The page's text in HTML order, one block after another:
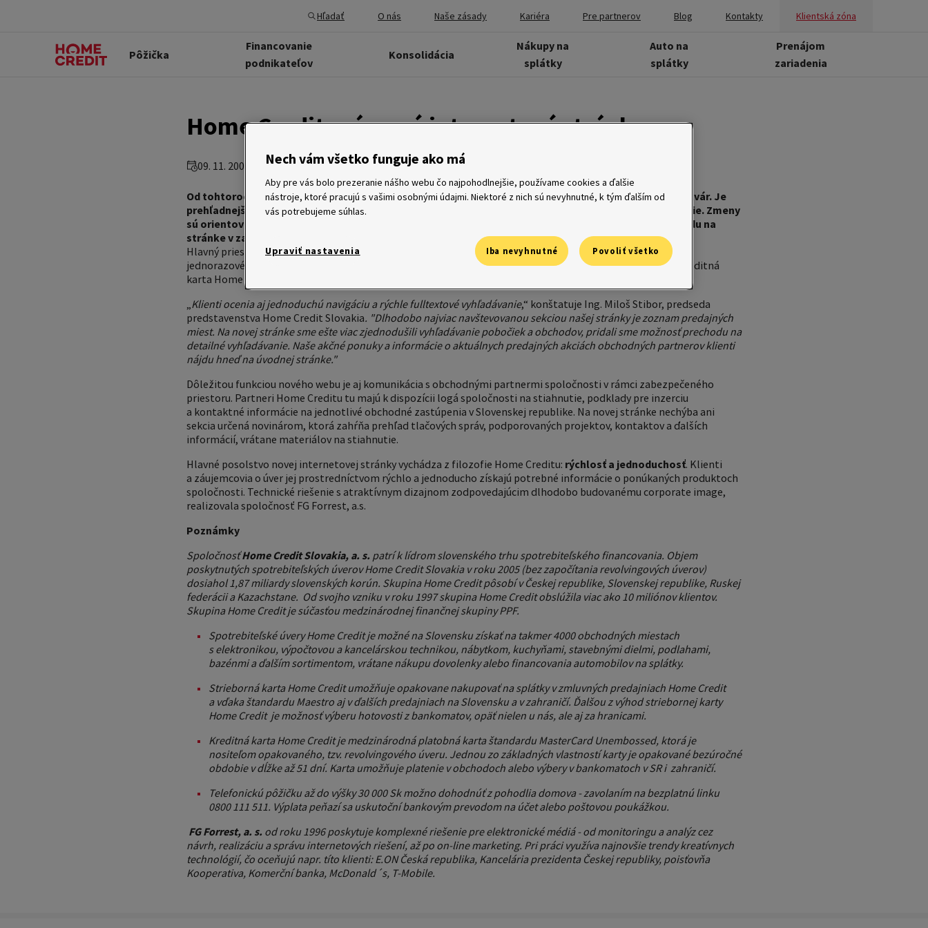
Hľadať O nás Naše zásady Kariéra Pre partnerov Blog Kontakty Klientská zóna
Pôžička
Financovanie
podnikateľov
Konsolidácia
Nákupy na
splátky
Auto na
splátky
Prenájom
zariadenia
Home Credit má novú internetovú stránku
09. 11. 2006
Od tohtoročného oktobra má internetová stránka Home Credit Slovakia (www.homecredit.sk) novú tvár. Je
prehľadnejšia, obsahuje viac informácií pre všetkých užívateľov, umožňuje jednoduchšie prehľadávanie. Zmeny
sú orientované v prospech užívateľov: klientom uľahčia cestu k získaniu úveru, obchodní partneri nájdu na
stránke v zabezpečenom priestore viac informácií a funkcií.
Hlavný priestor nová verzia webu venuje predovšetkým kvalitnej prezentácii produktov spoločnosti. Sú to
jednorazové spotrebiteľské úvery (nákup na splátky), revolvingové úvery (strieborná karta Home Credit, kreditná
karta Home Credit) a hotovostné pôžičky (Telefonická pôžička).
„Klienti ocenia aj jednoduchú navigáciu a rýchle fulltextové vyhľadávanie,“ konštatuje Ing. Miloš Stibor, predseda
predstavenstva Home Credit Slovakia. "Dlhodobo najviac navštevovanou sekciou našej stránky je zoznam predajných
miest. Na novej stránke sme ešte viac zjednodušili vyhľadávanie pobočiek a obchodov, pridali sme možnosť prechodu na
detailné vyhľadávanie. Naše akčné ponuky a informácie o aktuálnych predajných akciách obchodných partnerov klienti
nájdu hneď na úvodnej stránke."
Dôležitou funkciou nového webu je aj komunikácia s obchodnými partnermi spoločnosti v rámci zabezpečeného
priestoru. Partneri Home Creditu tu majú k dispozícii logá spoločnosti na stiahnutie, podklady pre inzerciu
a kontaktné informácie na jednotlivé obchodné zastúpenia v Slovenskej republike. Na novej stránke nechýba ani
sekcia určená novinárom, ktorá zahŕňa prehľad tlačových správ, podporovaných projektov, kontaktov a ďalších
informácií, vrátane materiálov na stiahnutie.
Hlavné posolstvo novej internetovej stránky vychádza z filozofie Home Creditu: rýchlosť a jednoduchosť. Klienti
a záujemcovia o úver jej prostredníctvom rýchlo a jednoducho získajú potrebné informácie o ponúkaných produktoch
spoločnosti. Technické riešenie s atraktívnym dizajnom zodpovedajúcim dlhodobo budovanému corporate image,
realizovala spoločnosť FG Forrest, a.s.
Poznámky
SpoločnosťHome Credit Slovakia, a. s. patrí k lídrom slovenského trhu spotrebiteľského financovania. Objem
poskytnutých spotrebiteľských úverov Home Credit Slovakia v roku 2005 (bez započítania revolvingových úverov)
dosiahol 1,87 miliardy slovenských korún. Skupina Home Credit pôsobí v Českej republike, Slovenskej republike, Ruskej
federácii a Kazachstane. Od svojho vzniku v roku 1997 skupina Home Credit obslúžila viac ako 10 miliónov klientov.
Skupina Home Credit je súčasťou medzinárodnej finančnej skupiny PPF.
Spotrebiteľské úvery Home Credit je možné na Slovensku získať na takmer 4000 obchodných miestach
s elektronikou, výpočtovou a kancelárskou technikou, nábytkom, kuchyňami, stavebnými dielmi, podlahami,
bazénmi a ďalším sortimentom, vrátane nákupu dovolenky alebo financovania automobilov na splátky.
Strieborná karta Home Credit umožňuje opakovane nakupovať na splátky v zmluvných predajniach Home Credit
a vďaka štandardu Maestro aj v ďalších predajniach na Slovensku a v zahraničí. Ďalšou z výhod striebornej karty
Home Credit je možnosť výberu hotovosti z bankomatov, opäť nielen u nás, ale aj za hranicami.
Kreditná karta Home Credit je medzinárodná platobná karta štandardu MasterCard Unembossed, ktorá je
nositeľom opakovaného, tzv. revolvingového úveru. Jednou zo základných vlastností karty je opakované bezúročné
obdobie v dĺžke až 51 dní. Karta umožňuje platenie v obchodoch alebo výbery v bankomatoch v SR i zahraničí.
Telefonickú pôžičku až do výšky 30 000 Sk možno dohodnúť z pohodlia domova - zavolaním na bezplatnú linku
0800 111 511. Výplata peňazí sa uskutoční bankovým prevodom na účet alebo poštovou poukážkou.
FG Forrest, a. s. od roku 1996 poskytuje komplexné riešenie pre elektronické médiá - od monitoringu a analýz cez
návrh, realizáciu a správu internetových riešení, až po on-line marketing. Pri práci využíva najnovšie trendy kreatívnych
technológií, čo oceňujú napr. títo klienti: E.ON Česká republika, Kancelária prezidenta Českej republiky, poisťovňa
Kooperativa, Komerční banka, McDonald´s, T-Mobile.
Nech vám všetko funguje ako má
Aby pre vás bolo prezeranie nášho webu čo najpohodlnejšie, používame cookies a ďalšie
nástroje, ktoré pracujú s vašimi osobnými údajmi. Niektoré z nich sú nevyhnutné, k tým ďalším od
vás potrebujeme súhlas.
Upraviť nastavenia Iba nevyhnutné Povoliť všetko